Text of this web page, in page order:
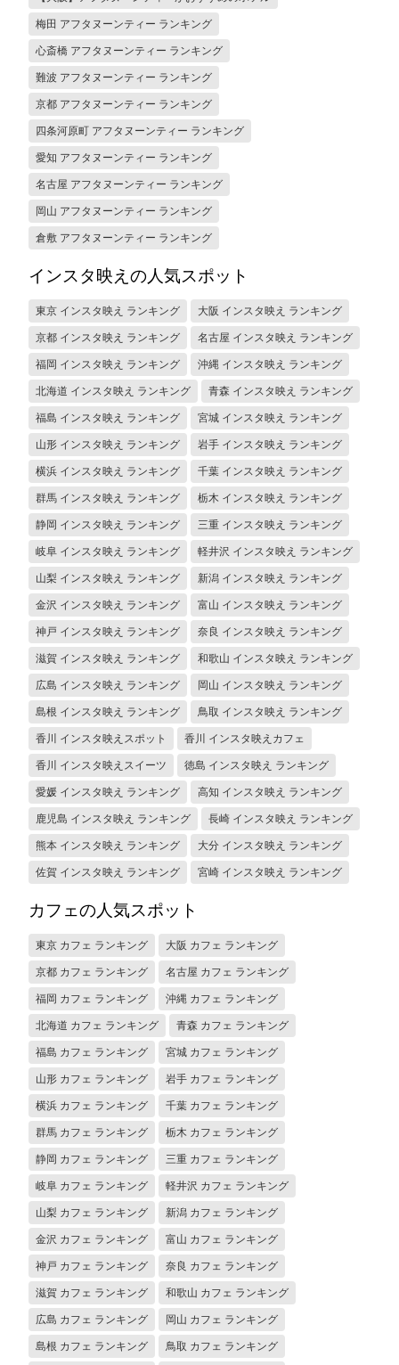
梅田 アフタヌーンティー ランキング
心斎橋 アフタヌーンティー ランキング
難波 アフタヌーンティー ランキング
京都 アフタヌーンティー ランキング
四条河原町 アフタヌーンティー ランキング
愛知 アフタヌーンティー ランキング
名古屋 アフタヌーンティー ランキング
岡山 アフタヌーンティー ランキング
倉敷 アフタヌーンティー ランキング
インスタ映えの人気スポット
東京 インスタ映え ランキング 大阪 インスタ映え ランキング
京都 インスタ映え ランキング 名古屋 インスタ映え ランキング
福岡 インスタ映え ランキング 沖縄 インスタ映え ランキング
北海道 インスタ映え ランキング 青森 インスタ映え ランキング
福島 インスタ映え ランキング 宮城 インスタ映え ランキング
山形 インスタ映え ランキング 岩手 インスタ映え ランキング
横浜 インスタ映え ランキング 千葉 インスタ映え ランキング
群馬 インスタ映え ランキング 栃木 インスタ映え ランキング
静岡 インスタ映え ランキング 三重 インスタ映え ランキング
岐阜 インスタ映え ランキング 軽井沢 インスタ映え ランキング
山梨 インスタ映え ランキング 新潟 インスタ映え ランキング
金沢 インスタ映え ランキング 富山 インスタ映え ランキング
神戸 インスタ映え ランキング 奈良 インスタ映え ランキング
滋賀 インスタ映え ランキング 和歌山 インスタ映え ランキング
広島 インスタ映え ランキング 岡山 インスタ映え ランキング
島根 インスタ映え ランキング 鳥取 インスタ映え ランキング
香川 インスタ映えスポット 香川 インスタ映えカフェ
香川 インスタ映えスイーツ 徳島 インスタ映え ランキング
愛媛 インスタ映え ランキング 高知 インスタ映え ランキング
鹿児島 インスタ映え ランキング 長崎 インスタ映え ランキング
熊本 インスタ映え ランキング 大分 インスタ映え ランキング
佐賀 インスタ映え ランキング 宮崎 インスタ映え ランキング
カフェの人気スポット
東京 カフェ ランキング 大阪 カフェ ランキング
京都 カフェ ランキング 名古屋 カフェ ランキング
福岡 カフェ ランキング 沖縄 カフェ ランキング
北海道 カフェ ランキング 青森 カフェ ランキング
福島 カフェ ランキング 宮城 カフェ ランキング
山形 カフェ ランキング 岩手 カフェ ランキング
横浜 カフェ ランキング 千葉 カフェ ランキング
群馬 カフェ ランキング 栃木 カフェ ランキング
静岡 カフェ ランキング 三重 カフェ ランキング
岐阜 カフェ ランキング 軽井沢 カフェ ランキング
山梨 カフェ ランキング 新潟 カフェ ランキング
金沢 カフェ ランキング 富山 カフェ ランキング
神戸 カフェ ランキング 奈良 カフェ ランキング
滋賀 カフェ ランキング 和歌山 カフェ ランキング
広島 カフェ ランキング 岡山 カフェ ランキング
島根 カフェ ランキング 鳥取 カフェ ランキング